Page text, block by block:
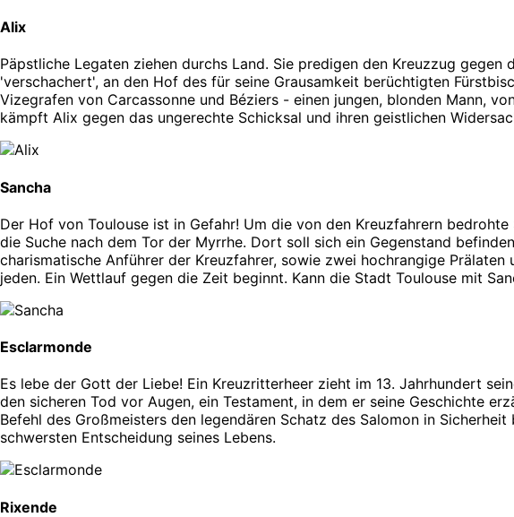
Alix
Päpstliche Legaten ziehen durchs Land. Sie predigen den Kreuzzug
'verschachert', an den Hof des für seine Grausamkeit berüchtigten
Vizegrafen von Carcassonne und Béziers - einen jungen, blonden Mann,
kämpft Alix gegen das ungerechte Schicksal und ihren geistlichen
Sancha
Der Hof von Toulouse ist in Gefahr! Um die von den Kreuzfahrern
die Suche nach dem Tor der Myrrhe. Dort soll sich ein Gegenstand
charismatische Anführer der Kreuzfahrer, sowie zwei hochrangige
jeden. Ein Wettlauf gegen die Zeit beginnt. Kann die Stadt Toulouse mit
Esclarmonde
Es lebe der Gott der Liebe! Ein Kreuzritterheer zieht im 13. Jahrhundert
den sicheren Tod vor Augen, ein Testament, in dem er seine Geschichte
Befehl des Großmeisters den legendären Schatz des Salomon in
schwersten Entscheidung seines Lebens.
Rixende